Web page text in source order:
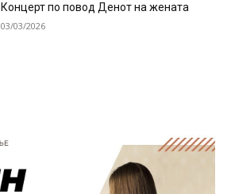
Концерт по повод Денот на жената
03/03/2026